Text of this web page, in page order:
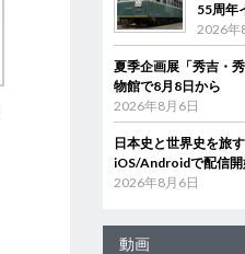
55周年
2026年
夏季企画展「秀吉・
物館で8月8日から
2026年8月6日
日本史と世界史を旅
iOS/Androidで配信開
2026年8月6日
動画